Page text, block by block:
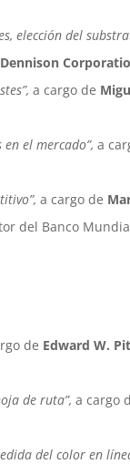
elección del
a cargo de
el mercado”, a
a cargo de
del Banco
de Edward W.
de ruta”, a cargo
del color en